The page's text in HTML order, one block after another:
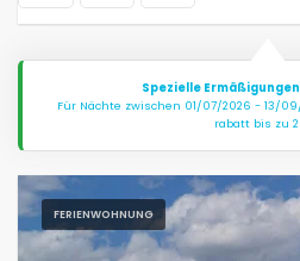
Spezielle
Für Nächte zwischen 01/07/2026 - 13/
rabatt bis zu
FERIENWOHNUNG